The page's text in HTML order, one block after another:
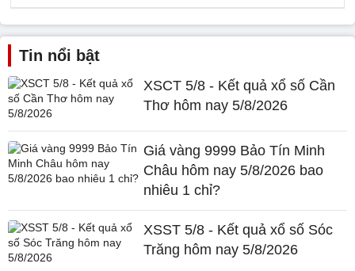
Tin nổi bật
XSCT 5/8 - Kết quả xổ số Cần
Thơ hôm nay 5/8/2026
Giá vàng 9999 Bảo Tín Minh
Châu hôm nay 5/8/2026 bao
nhiêu 1 chỉ?
XSST 5/8 - Kết quả xổ số Sóc
Trăng hôm nay 5/8/2026